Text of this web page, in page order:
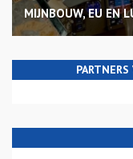
MIJNBOUW, EU EN